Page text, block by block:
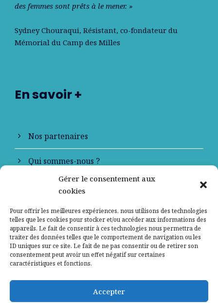
Gérer le consentement aux
cookies
Pour offrir les meilleures expériences, nous utilisons des technologies
telles que les cookies pour stocker et/ou accéder aux informations des
appareils. Le fait de consentir à ces technologies nous permettra de
traiter des données telles que le comportement de navigation ou les
ID uniques sur ce site. Le fait de ne pas consentir ou de retirer son
consentement peut avoir un effet négatif sur certaines
caractéristiques et fonctions.
Accepter
des femmes sont prêts à le mener. »
Sydney Chouraqui, Résistant, co-fondateur du
Mémorial du Camp des Milles
En savoir +
Nos partenaires
Qui sommes-nous ?
Contactez-nous
Mentions légales
Politique de confidentialité